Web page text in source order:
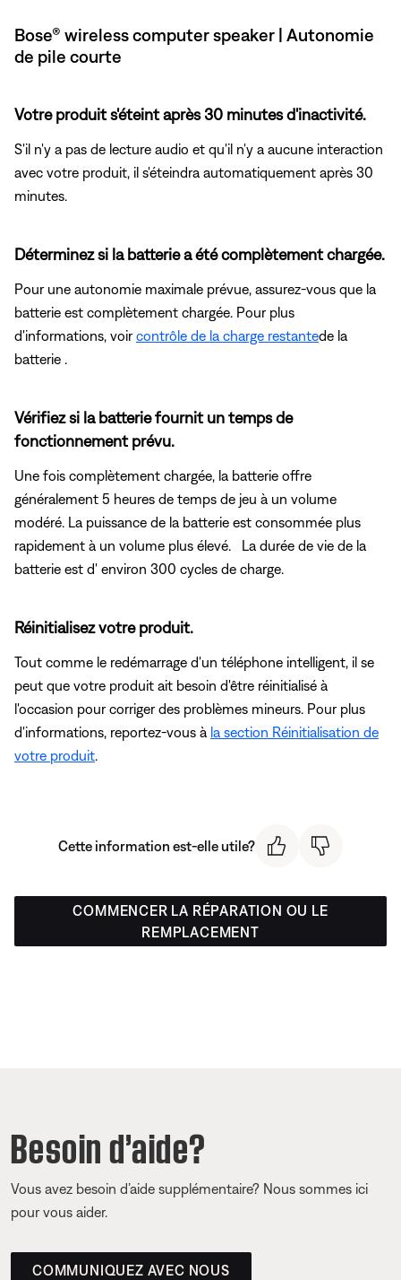
Bose® wireless computer speaker | Autonomie
de pile courte
Votre produit s'éteint après 30 minutes d'inactivité.
S'il n'y a pas de lecture audio et qu'il n'y a aucune interaction
avec votre produit, il s'éteindra automatiquement après 30
minutes.
Déterminez si la batterie a été complètement chargée.
Pour une autonomie maximale prévue, assurez-vous que la
batterie est complètement chargée. Pour plus
d'informations, voircontrôle de la charge restantede la
batterie .
Vérifiez si la batterie fournit un temps de
fonctionnement prévu.
Une fois complètement chargée, la batterie offre
généralement 5 heures de temps de jeu à un volume
modéré. La puissance de la batterie est consommée plus
rapidement à un volume plus élevé. La durée de vie de la
batterie est d' environ 300 cycles de charge.
Réinitialisez votre produit.
Tout comme le redémarrage d'un téléphone intelligent, il se
peut que votre produit ait besoin d'être réinitialisé à
l'occasion pour corriger des problèmes mineurs. Pour plus
d'informations, reportez-vous à la section Réinitialisation de
votre produit
Cette information est-elle utile?
COMMENCER LA RÉPARATION OU LE
REMPLACEMENT
Besoin d’aide?
Vous avez besoin d’aide supplémentaire? Nous sommes ici
pour vous aider.
COMMUNIQUEZ AVEC NOUS